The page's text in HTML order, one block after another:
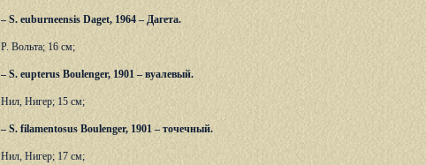
– S. euburneensis Daget, 1964 – Дагета.
Р. Вольта; 16 см;
– S. eupterus Boulenger, 1901 – вуалевый.
Нил, Нигер; 15 см;
– S. filamentosus Boulenger, 1901 – точечный.
Нил, Нигер; 17 см;